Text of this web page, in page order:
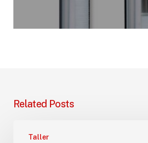
Related Posts
Taller